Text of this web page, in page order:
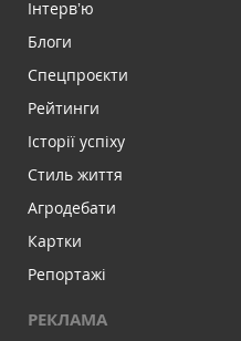
Інтервʼю
Блоги
Спецпроєкти
Рейтинги
Історії успіху
Стиль життя
Агродебати
Картки
Репортажі
РЕКЛАМА